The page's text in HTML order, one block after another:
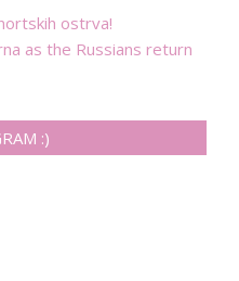
ostrva!
as the Russians return
:)